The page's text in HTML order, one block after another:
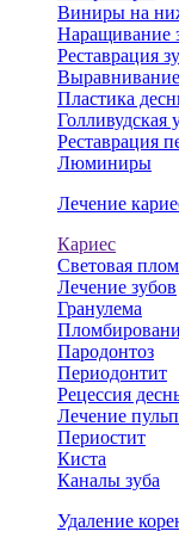
Виниры на
Наращивание
Реставрация
Пластика
Голливудская
Реставрация
Люминиры
Лечение
Кариес
Световая
Лечение зубов
Гранулема
Пародонтоз
Периодонтит
Рецессия
Лечение
Периостит
Киста
Каналы зуба
Удаление